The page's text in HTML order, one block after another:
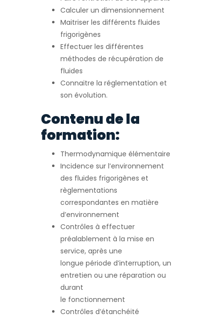
Calculer un dimensionnement
Maitriser les différents fluides
frigorigènes
Effectuer les différentes
méthodes de récupération de
fluides
Connaitre la réglementation et
son évolution.
Contenu de la
formation:
Thermodynamique élémentaire
Incidence sur l’environnement
des fluides frigorigènes et
règlementations
correspondantes en matière
d’environnement
Contrôles à effectuer
préalablement à la mise en
service, après une
longue période d’interruption, un
entretien ou une réparation ou
durant
le fonctionnement
Contrôles d’étanchéité